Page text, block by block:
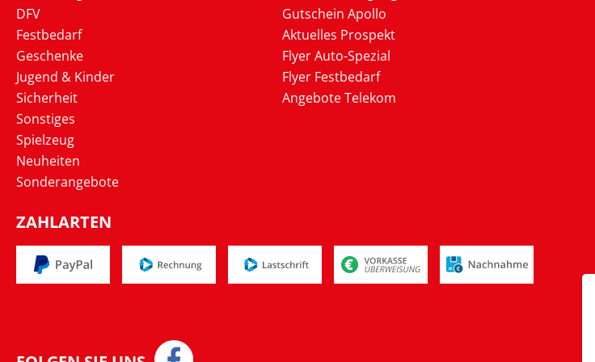
DFV
Festbedarf
Geschenke
Jugend & Kinder
Sicherheit
Sonstiges
Spielzeug
Neuheiten
Sonderangebote
Gutschein Apollo
Aktuelles Prospekt
Flyer Auto-Spezial
Flyer Festbedarf
Angebote Telekom
ZAHLARTEN